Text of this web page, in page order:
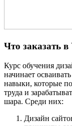
Что заказать
Курс обучения
начинает
навыки, которые
труда и
шара. Среди них:
Дизайн